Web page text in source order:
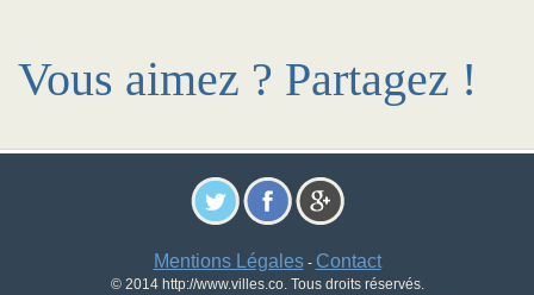
Vous aimez ? Partagez !
Mentions Légales- Contact
© 2014 http://www.villes.co. Tous droits réservés.